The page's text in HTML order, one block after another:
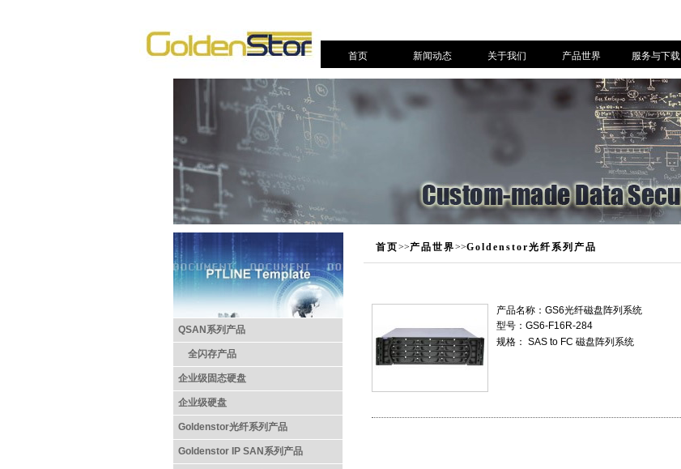
首页 新闻动态 关于我们 产品世界 服务与下载
QSAN系列产品
全闪存产品
企业级固态硬盘
企业级硬盘
Goldenstor光纤系列产品
Goldenstor IP SAN系列产品
首页>>产品世界>>Goldenstor光纤系列产品
产品名称： GS6光纤磁盘阵列系统
型号：GS6-F16R-284
规格： SAS to FC 磁盘阵列系统